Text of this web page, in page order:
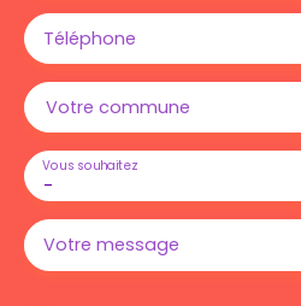
Téléphone
Votre commune
-
Vous souhaitez
Votre message